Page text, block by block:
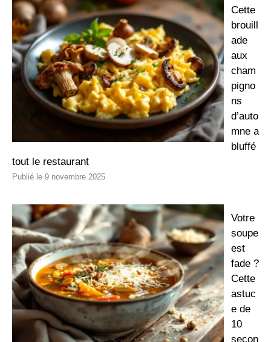
Cette
brouill
ade
aux
cham
pigno
ns
d’auto
mne a
bluffé
tout le restaurant
9 novembre 2025
Votre
soupe
est
fade ?
Cette
astuc
e de
10
secon